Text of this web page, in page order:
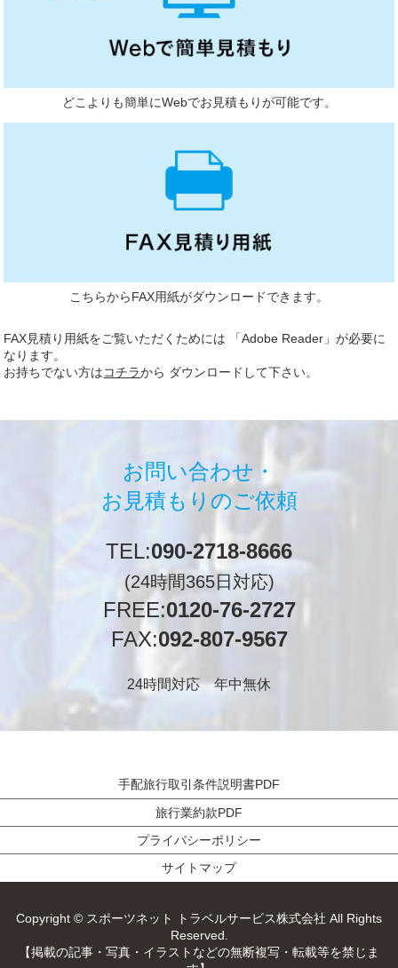
どこよりも簡単にWebでお見積もりが可能です。
こちらからFAX用紙がダウンロードできます。
FAX見積り用紙をご覧いただくためには 「Adobe Reader」が必要に
なります。
お持ちでない方はコチラから ダウンロードして下さい。
お問い合わせ・
お見積もりのご依頼
TEL:090-2718-8666
(24時間365日対応)
FREE:0120-76-2727
FAX:092-807-9567
24時間対応 年中無休
手配旅行取引条件説明書PDF
旅行業約款PDF
プライバシーポリシー
サイトマップ
Copyright © スポーツネット トラベルサービス株式会社 All Rights
Reserved.
【掲載の記事・写真・イラストなどの無断複写・転載等を禁じま